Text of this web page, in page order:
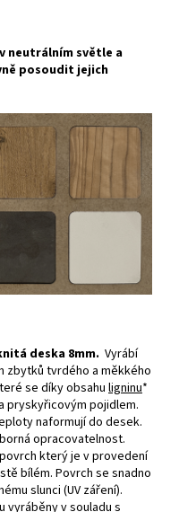
neutrálním světle a
posoudit jejich
deska 8mm. Vyrábí
zbytků tvrdého a měkkého
se díky obsahu ligninu*
pryskyřicovým pojidlem.
naformují do desek.
opracovatelnost.
který je v provedení
bílém. Povrch se snadno
slunci (UV záření).
vyráběny v souladu s